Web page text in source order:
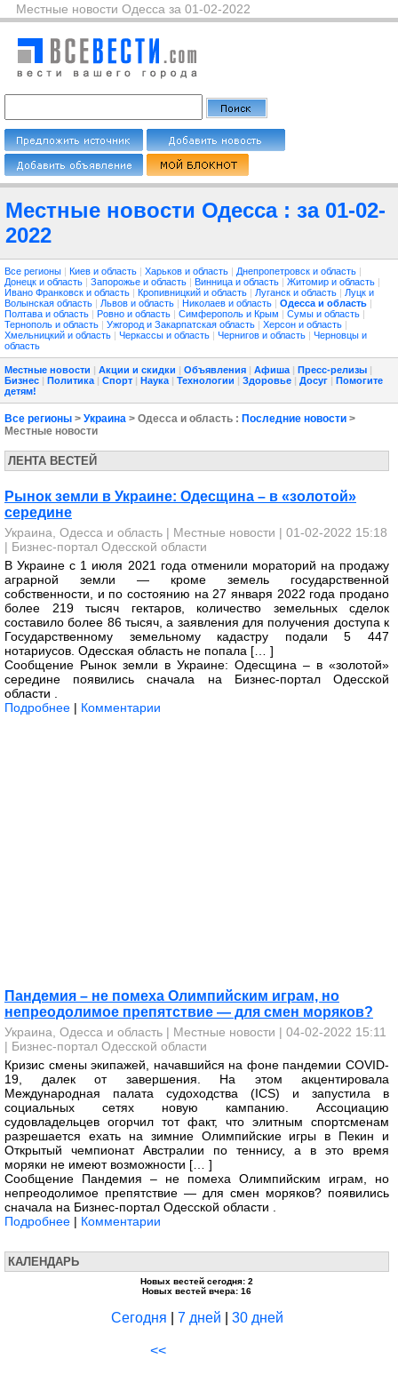
Местные новости Одесса за 01-02-2022
Местные новости Одесса : за 01-02-
2022
Все регионы | Киев и область | Харьков и область | Днепропетровск и область |
Донецк и область | Запорожье и область | Винница и область | Житомир и область |
Ивано Франковск и область | Кропивницкий и область | Луганск и область | Луцк и
Волынская область | Львов и область | Николаев и область | Одесса и область |
Полтава и область | Ровно и область | Симферополь и Крым | Сумы и область |
Тернополь и область | Ужгород и Закарпатская область | Херсон и область |
Хмельницкий и область | Черкассы и область | Чернигов и область | Черновцы и
область
Местные новости | Акции и скидки | Объявления | Афиша | Пресс-релизы |
Бизнес | Политика | Спорт | Наука | Технологии | Здоровье | Досуг | Помогите
детям!
Все регионы > Украина > Одесса и область : Последние новости >
Местные новости
ЛЕНТА ВЕСТЕЙ
Рынок земли в Украине: Одесщина – в «золотой»
середине
Украина, Одесса и область | Местные новости | 01-02-2022 15:18
| Бизнес-портал Одесской области
В Украине с 1 июля 2021 года отменили мораторий на продажу
аграрной земли — кроме земель государственной
собственности, и по состоянию на 27 января 2022 года продано
более 219 тысяч гектаров, количество земельных сделок
составило более 86 тысяч, а заявления для получения доступа к
Государственному земельному кадастру подали 5 447
нотариусов. Одесская область не попала [… ]
Сообщение Рынок земли в Украине: Одесщина – в «золотой»
середине появились сначала на Бизнес-портал Одесской
области .
Подробнее | Комментарии
Пандемия – не помеха Олимпийским играм, но
непреодолимое препятствие — для смен моряков?
Украина, Одесса и область | Местные новости | 04-02-2022 15:11
| Бизнес-портал Одесской области
Кризис смены экипажей, начавшийся на фоне пандемии COVID-
19, далек от завершения. На этом акцентировала
Международная палата судоходства (ICS) и запустила в
социальных сетях новую кампанию. Ассоциацию
судовладельцев огорчил тот факт, что элитным спортсменам
разрешается ехать на зимние Олимпийские игры в Пекин и
Открытый чемпионат Австралии по теннису, а в это время
моряки не имеют возможности [… ]
Сообщение Пандемия – не помеха Олимпийским играм, но
непреодолимое препятствие — для смен моряков? появились
сначала на Бизнес-портал Одесской области .
Подробнее | Комментарии
КАЛЕНДАРЬ
Новых вестей сегодня: 2
Новых вестей вчера: 16
Сегодня 7 дней 30 дней
<<